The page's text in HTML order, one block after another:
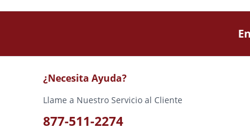
¿Necesita Ayuda?
Llame a Nuestro Servicio al Cliente
877-511-2274